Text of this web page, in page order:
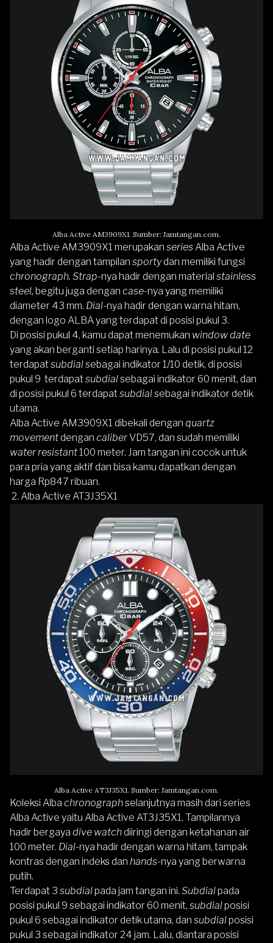
Alba Active AM3909X1. Sumber: Jamtangan.com.
Alba Active AM3909X1 merupakan seriesAlba Active
yang hadir dengan tampilan sportydan memiliki fungsi
chronograph. Strap-nya hadir dengan material stainless
steel, begitu juga dengan case-nya yang memiliki
diameter 43 mm. Dial-nya hadir dengan warna hitam,
dengan logo ALBA yang terdapat di posisi pukul 3.
Di posisi pukul 4, kamu dapat menemukan window date
yang akan berganti setiap harinya. Lalu di posisi pukul 12
terdapatsubdialsebagai indikator 1/10 detik, di posisi
pukul 9 terdapatsubdialsebagai indikator 60 menit, dan
di posisi pukul 6 terdapatsubdialsebagai indikator detik
utama.
Alba Active AM3909X1 dibekali dengan quartz
movementdengan caliberVD57, dan sudah memiliki
water resistant100 meter. Jam tangan ini cocok untuk
para pria yang aktif dan bisa kamu dapatkan dengan
harga Rp847 ribuan.
2. Alba Active AT3J35X1
Alba Active AT3J35X1. Sumber: Jamtangan.com.
Koleksi Alba chronographselanjutnya masih dari series
Alba Active yaitu Alba Active AT3J35X1. Tampilannya
hadir bergaya dive watchdiiringi dengan ketahanan air
100 meter. Dial-nya hadir dengan warna hitam, tampak
kontras dengan indeks dan hands-nya yang berwarna
putih.
Terdapat 3 subdialpada jam tangan ini. Subdialpada
posisi pukul 9 sebagai indikator 60 menit, subdialposisi
pukul 6 sebagai indikator detik utama, dan subdialposisi
pukul 3 sebagai indikator 24 jam. Lalu, diantara posisi